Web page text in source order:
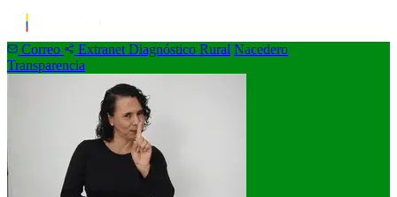
Correo Extranet Diagnóstico Rural Nacedero
Transparencia